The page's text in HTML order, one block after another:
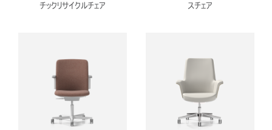
チックリサイクルチェア
スチェア